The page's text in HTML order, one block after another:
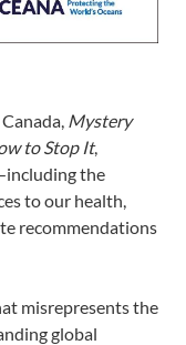
Mystery
to Stop It,
the
to our health,
recommendations
misrepresents the
global